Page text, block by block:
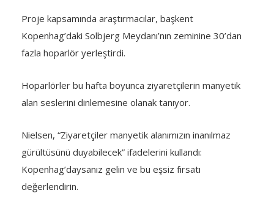
Proje kapsamında araştırmacılar, başkent
Kopenhag’daki Solbjerg Meydanı’nın zeminine 30’dan
fazla hoparlör yerleştirdi.
Hoparlörler bu hafta boyunca ziyaretçilerin manyetik
alan seslerini dinlemesine olanak tanıyor.
Nielsen, “Ziyaretçiler manyetik alanımızın inanılmaz
gürültüsünü duyabilecek” ifadelerini kullandı:
Kopenhag’daysanız gelin ve bu eşsiz fırsatı
değerlendirin.